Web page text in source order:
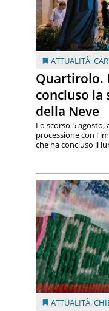
ATTUALITÀ,
Quartirolo.
concluso la
della Neve
Lo scorso 5 agosto,
processione con
che ha concluso il
ATTUALITÀ,